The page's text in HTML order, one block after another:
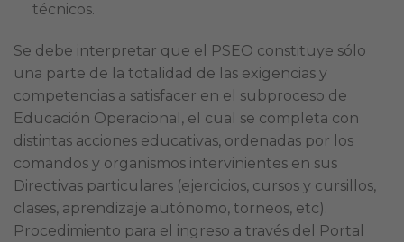
técnicos.
Se debe interpretar que el PSEO constituye sólo
una parte de la totalidad de las exigencias y
competencias a satisfacer en el subproceso de
Educación Operacional, el cual se completa con
distintas acciones educativas, ordenadas por los
comandos y organismos intervinientes en sus
Directivas particulares (ejercicios, cursos y cursillos,
clases, aprendizaje autónomo, torneos, etc).
Procedimiento para el ingreso a través del Portal